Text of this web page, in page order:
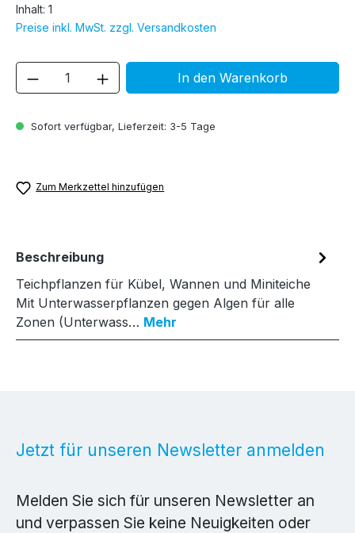
Inhalt: 1
Preise inkl. MwSt. zzgl. Versandkosten
Sofort verfügbar, Lieferzeit: 3-5 Tage
Produkt Anzahl: Gib denIn den Warenkorb
Zum Merkzettel hinzufügen
Beschreibung
Teichpflanzen für Kübel, Wannen und Miniteiche
Mit Unterwasserpflanzen gegen Algen für alle
Zonen (Unterwass… Mehr
Jetzt für unseren Newsletter anmelden
Melden Sie sich für unseren Newsletter an
und verpassen Sie keine Neuigkeiten oder